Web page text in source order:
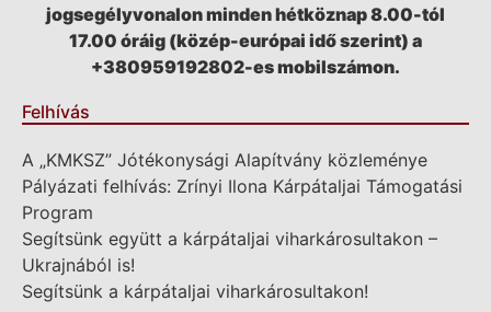
jogsegélyvonalon minden hétköznap 8.00-tól
17.00 óráig (közép-európai idő szerint) a
+380959192802-es mobilszámon.
Felhívás
A „KMKSZ” Jótékonysági Alapítvány közleménye
Pályázati felhívás: Zrínyi Ilona Kárpátaljai Támogatási
Program
Segítsünk együtt a kárpátaljai viharkárosultakon –
Ukrajnából is!
Segítsünk a kárpátaljai viharkárosultakon!